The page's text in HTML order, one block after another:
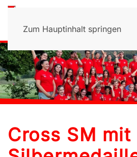
Zum Hauptinhalt springen
Cross SM mit